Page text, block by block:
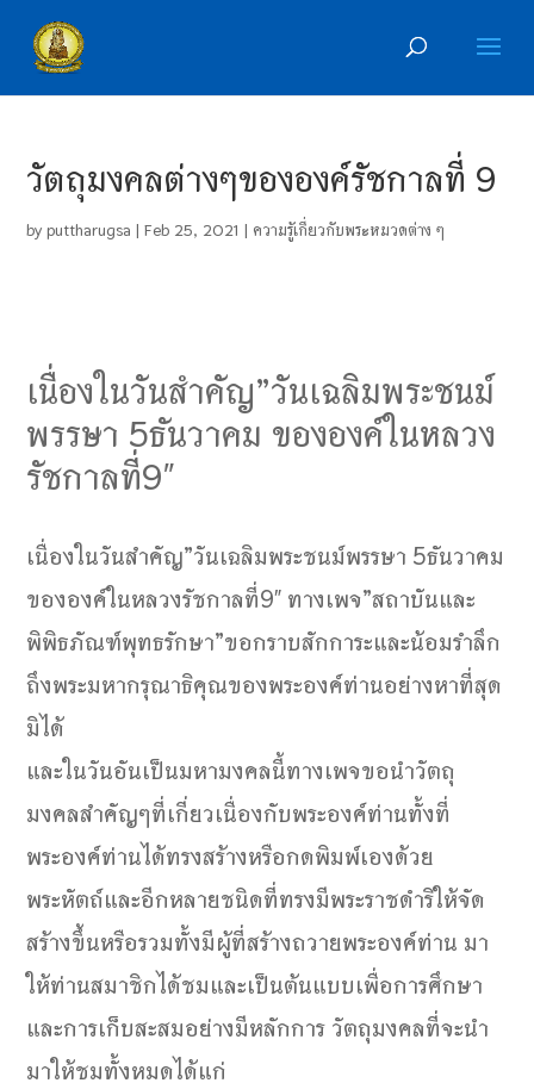
วัตถุมงคลต่างๆขององค์รัชกาลที่ 9
byputtharugsa |Feb 25, 2021 | ความรู้เกี่ยวกับพระหมวดต่าง ๆ
เนื่องในวันสำคัญ”วันเฉลิมพระชนม์
พรรษา 5ธันวาคม ขององค์ในหลวง
รัชกาลที่9″
เนื่องในวันสำคัญ”วันเฉลิมพระชนม์พรรษา 5ธันวาคม
ขององค์ในหลวงรัชกาลที่9″ ทางเพจ”สถาบันและ
พิพิธภัณฑ์พุทธรักษา”ขอกราบสักการะและน้อมรำลึก
ถึงพระมหากรุณาธิคุณของพระองค์ท่านอย่างหาที่สุด
มิได้
และในวันอันเป็นมหามงคลนี้ทางเพจขอนำวัตถุ
มงคลสำคัญๆที่เกี่ยวเนื่องกับพระองค์ท่านทั้งที่
พระองค์ท่านได้ทรงสร้างหรือกดพิมพ์เองด้วย
พระหัตถ์และอีกหลายชนิดที่ทรงมีพระราชดำริให้จัด
สร้างขึ้นหรือรวมทั้งมีผู้ที่สร้างถวายพระองค์ท่าน มา
ให้ท่านสมาชิกได้ชมและเป็นต้นแบบเพื่อการศึกษา
และการเก็บสะสมอย่างมีหลักการ วัตถุมงคลที่จะนำ
มาให้ชมทั้งหมดได้แก่